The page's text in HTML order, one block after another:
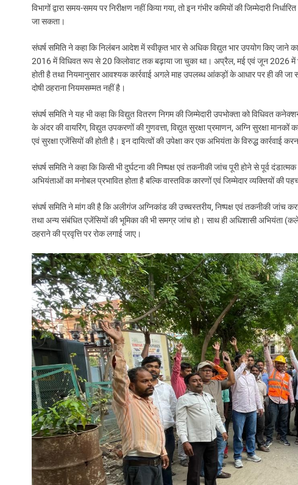
विभागों द्वारा समय-समय पर निरीक्षण नहीं किया गया, तो इन गंभीर कमियों की जिम्मेदारी
जा सकता।
संघर्ष समिति ने कहा कि निलंबन आदेश में स्वीकृत भार से अधिक विद्युत भार उपयोग किए जाने
2016 में विधिवत रूप से 20 किलोवाट तक बढ़ाया जा चुका था। अप्रैल, मई एवं जून 2026 में
होती है तथा नियमानुसार आवश्यक कार्रवाई अगले माह उपलब्ध आंकड़ों के आधार पर ही की
दोषी ठहराना नियमसम्मत नहीं है।
संघर्ष समिति ने यह भी कहा कि विद्युत वितरण निगम की जिम्मेदारी उपभोक्ता को विधिवत
के अंदर की वायरिंग, विद्युत उपकरणों की गुणवत्ता, विद्युत सुरक्षा प्रमाणन, अग्नि सुरक्षा
एवं सुरक्षा एजेंसियों की होती है। इन दायित्वों की उपेक्षा कर एक अभियंता के विरुद्ध कार्रवाई
संघर्ष समिति ने कहा कि किसी भी दुर्घटना की निष्पक्ष एवं तकनीकी जांच पूरी होने से पूर्व
अभियंताओं का मनोबल प्रभावित होता है बल्कि वास्तविक कारणों एवं जिम्मेदार व्यक्तियों की
संघर्ष समिति ने मांग की है कि अलीगंज अग्निकांड की उच्चस्तरीय, निष्पक्ष एवं तकनीकी जांच
तथा अन्य संबंधित एजेंसियों की भूमिका की भी समग्र जांच हो। साथ ही अधिशासी अभियंता
ठहराने की प्रवृत्ति पर रोक लगाई जाए।